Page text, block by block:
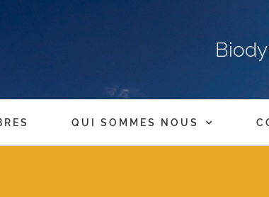
QUI SOMMES NOUS